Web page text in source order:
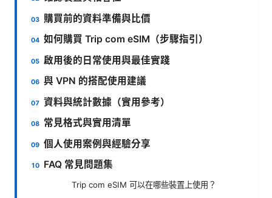
購買前的資料準備與比價
如何購買 Trip com eSIM（步驟指引）
啟用後的日常使用與最佳實踐
與 VPN 的搭配使用建議
資料與統計數據（實用參考）
常見格式與實用清單
個人使用案例與經驗分享
FAQ 常見問題集
Trip com eSIM 可以在哪些裝置上使用？